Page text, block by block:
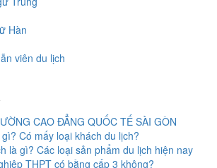
Hàn
viên du lịch
CAO ĐẲNG QUỐC TẾ SÀI GÒN
Có mấy loại khách du lịch?
là gì? Các loại sản phẩm du lịch hiện nay
THPT có bằng cấp 3 không?